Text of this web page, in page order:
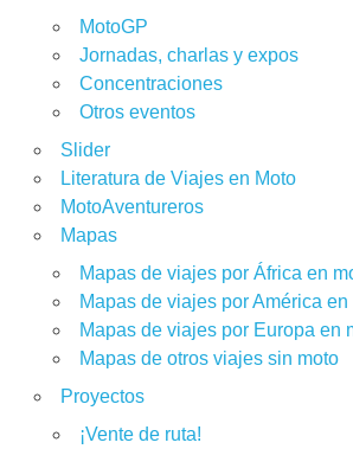
MotoGP
Jornadas, charlas y expos
Concentraciones
Otros eventos
Slider
Literatura de Viajes en Moto
MotoAventureros
Mapas
Mapas de viajes por África en
Mapas de viajes por América en
Mapas de viajes por Europa en
Mapas de otros viajes sin moto
Proyectos
¡Vente de ruta!